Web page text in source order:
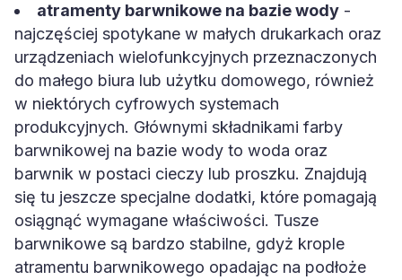
atramenty barwnikowe na bazie wody -
najczęściej spotykane w małych drukarkach oraz
urządzeniach wielofunkcyjnych przeznaczonych
do małego biura lub użytku domowego, również
w niektórych cyfrowych systemach
produkcyjnych. Głównymi składnikami farby
barwnikowej na bazie wody to woda oraz
barwnik w postaci cieczy lub proszku. Znajdują
się tu jeszcze specjalne dodatki, które pomagają
osiągnąć wymagane właściwości. Tusze
barwnikowe są bardzo stabilne, gdyż krople
atramentu barwnikowego opadając na podłoże